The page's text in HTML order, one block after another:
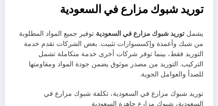
توريد شبوك مزارع في السعودية
يشمل توريد شبوك مزارع في السعودية توفير جميع المواد المطلوبة
من شبك وأعمدة وإكسسوارات تثبيت. بعض الشركات تقدم خدمة
التوريد فقط، بينما توفر شركات أخرى خدمة متكاملة تشمل
التركيب. التوريد من مصدر موثوق يضمن جودة المواد ومقاومتها
للصدأ والعوامل الجوية.
توريد شبوك مزارع في السعودية، تكلفة شبوك مزارع في
السعودية، شبوك مزارع جاهزة السعودية